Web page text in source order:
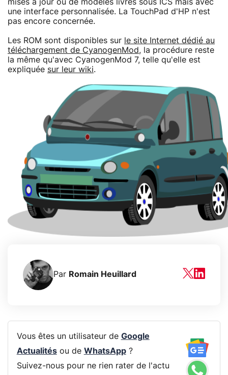
mises à jour ou de modèles livrés sous ICS mais avec
une interface personnalisée. La TouchPad d'HP n'est
pas encore concernée.
Les ROM sont disponibles sur le site Internet dédié au
téléchargement de CyanogenMod, la procédure reste
la même qu'avec CyanogenMod 7, telle qu'elle est
expliquée sur leur wiki.
Par Romain Heuillard
Vous êtes un utilisateur de Google
Actualitésou de WhatsApp?
Suivez-nous pour ne rien rater de l'actu